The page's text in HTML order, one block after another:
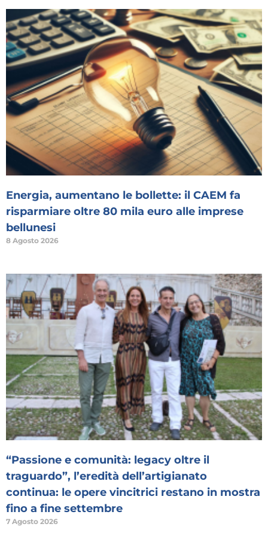
Energia, aumentano le bollette: il CAEM fa
risparmiare oltre 80 mila euro alle imprese
bellunesi
8 Agosto 2026
“Passione e comunità: legacy oltre il
traguardo”, l’eredità dell’artigianato
continua: le opere vincitrici restano in mostra
fino a fine settembre
7 Agosto 2026